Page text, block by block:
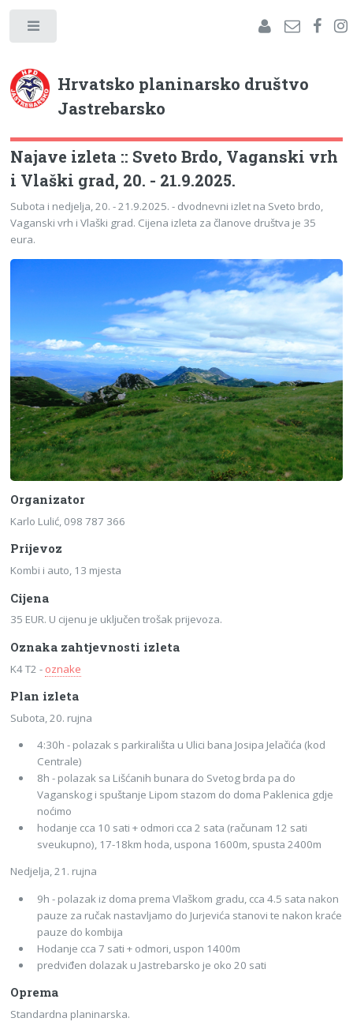
Hrvatsko planinarsko društvo
Jastrebarsko
Najave izleta :: Sveto Brdo, Vaganski vrh
i Vlaški grad, 20. - 21.9.2025.
Subota i nedjelja, 20. - 21.9.2025. - dvodnevni izlet na Sveto brdo,
Vaganski vrh i Vlaški grad. Cijena izleta za članove društva je 35
eura.
Organizator
Karlo Lulić, 098 787 366
Prijevoz
Kombi i auto, 13 mjesta
Cijena
35 EUR. U cijenu je uključen trošak prijevoza.
Oznaka zahtjevnosti izleta
K4 T2 - oznake
Plan izleta
Subota, 20. rujna
4:30h - polazak s parkirališta u Ulici bana Josipa Jelačića (kod
Centrale)
8h - polazak sa Lišćanih bunara do Svetog brda pa do
Vaganskog i spuštanje Lipom stazom do doma Paklenica gdje
noćimo
hodanje cca 10 sati + odmori cca 2 sata (računam 12 sati
sveukupno), 17-18km hoda, uspona 1600m, spusta 2400m
Nedjelja, 21. rujna
9h - polazak iz doma prema Vlaškom gradu, cca 4.5 sata nakon
pauze za ručak nastavljamo do Jurjevića stanovi te nakon kraće
pauze do kombija
Hodanje cca 7 sati + odmori, uspon 1400m
predviđen dolazak u Jastrebarsko je oko 20 sati
Oprema
Standardna planinarska.